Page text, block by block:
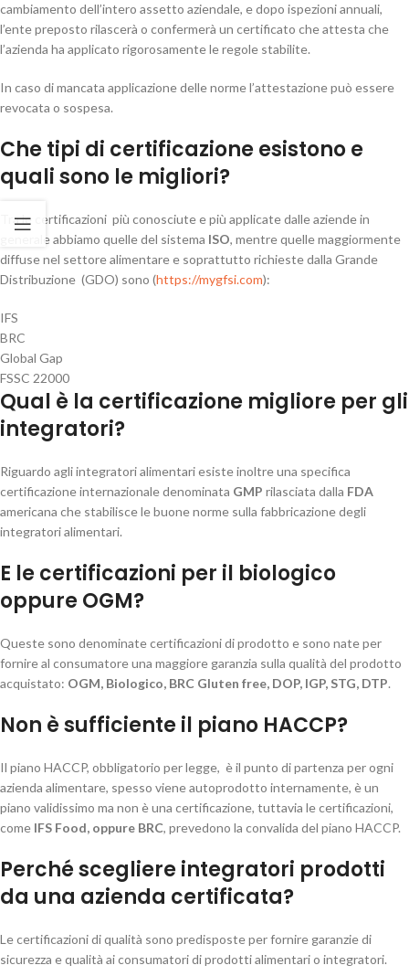
cambiamento dell’intero assetto aziendale, e dopo ispezioni annuali,
l’ente preposto rilascerà o confermerà un certificato che attesta che
l’azienda ha applicato rigorosamente le regole stabilite.
In caso di mancata applicazione delle norme l’attestazione può essere
revocata o sospesa.
Che tipi di certificazione esistono e
quali sono le migliori?
Tra le certificazioni più conosciute e più applicate dalle aziende in
generale abbiamo quelle del sistema ISO, mentre quelle maggiormente
diffuse nel settore alimentare e soprattutto richieste dalla Grande
Distribuzione (GDO) sono (https://mygfsi.com):
IFS
BRC
Global Gap
FSSC 22000
Qual è la certificazione migliore per gli
integratori?
Riguardo agli integratori alimentari esiste inoltre una specifica
certificazione internazionale denominata GMP rilasciata dalla FDA
americana che stabilisce le buone norme sulla fabbricazione degli
integratori alimentari.
E le certificazioni per il biologico
oppure OGM?
Queste sono denominate certificazioni di prodotto e sono nate per
fornire al consumatore una maggiore garanzia sulla qualità del prodotto
acquistato: OGM, Biologico, BRC Gluten free, DOP, IGP, STG, DTP.
Non è sufficiente il piano HACCP?
Il piano HACCP, obbligatorio per legge, è il punto di partenza per ogni
azienda alimentare, spesso viene autoprodotto internamente, è un
piano validissimo ma non è una certificazione, tuttavia le certificazioni,
come IFS Food, oppure BRC, prevedono la convalida del piano HACCP.
Perché scegliere integratori prodotti
da una azienda certificata?
Le certificazioni di qualità sono predisposte per fornire garanzie di
sicurezza e qualità ai consumatori di prodotti alimentari o integratori.